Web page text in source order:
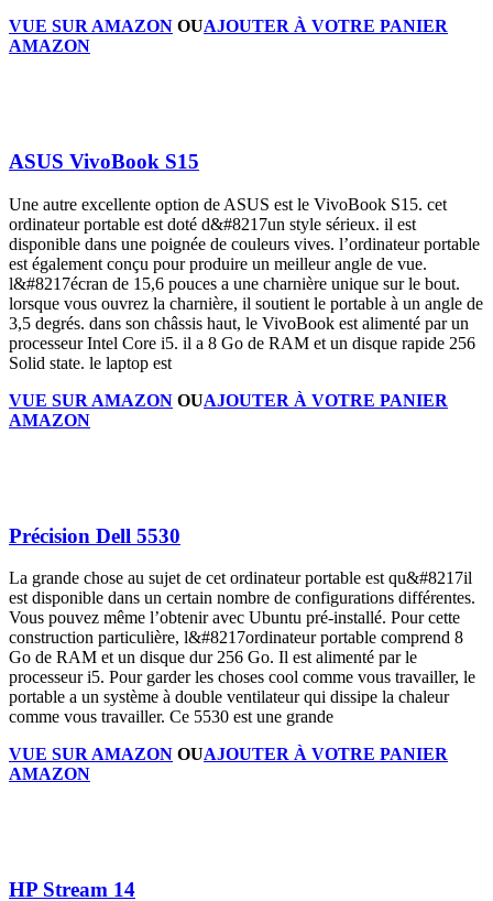
VUE SUR AMAZON OUAJOUTER À VOTRE PANIER
AMAZON
ASUS VivoBook S15
Une autre excellente option de ASUS est le VivoBook S15. cet
ordinateur portable est doté d&#8217un style sérieux. il est
disponible dans une poignée de couleurs vives. l’ordinateur portable
est également conçu pour produire un meilleur angle de vue.
l&#8217écran de 15,6 pouces a une charnière unique sur le bout.
lorsque vous ouvrez la charnière, il soutient le portable à un angle de
3,5 degrés. dans son châssis haut, le VivoBook est alimenté par un
processeur Intel Core i5. il a 8 Go de RAM et un disque rapide 256
Solid state. le laptop est
VUE SUR AMAZON OUAJOUTER À VOTRE PANIER
AMAZON
Précision Dell 5530
La grande chose au sujet de cet ordinateur portable est qu&#8217il
est disponible dans un certain nombre de configurations différentes.
Vous pouvez même l’obtenir avec Ubuntu pré-installé. Pour cette
construction particulière, l&#8217ordinateur portable comprend 8
Go de RAM et un disque dur 256 Go. Il est alimenté par le
processeur i5. Pour garder les choses cool comme vous travailler, le
portable a un système à double ventilateur qui dissipe la chaleur
comme vous travailler. Ce 5530 est une grande
VUE SUR AMAZON OUAJOUTER À VOTRE PANIER
AMAZON
HP Stream 14